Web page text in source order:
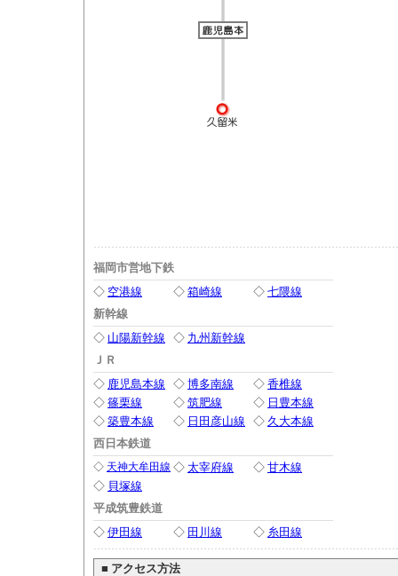
福岡市営地下鉄
◇ 空港線 ◇ 箱崎線 ◇ 七隈線
新幹線
◇ 山陽新幹線 ◇ 九州新幹線
ＪＲ
◇ 鹿児島本線 ◇ 博多南線 ◇ 香椎線
◇ 篠栗線 ◇ 筑肥線 ◇ 日豊本線
◇ 築豊本線 ◇ 日田彦山線 ◇ 久大本線
西日本鉄道
◇ 天神大牟田線 ◇ 太宰府線 ◇ 甘木線
◇ 貝塚線
平成筑豊鉄道
◇ 伊田線 ◇ 田川線 ◇ 糸田線
■ アクセス方法